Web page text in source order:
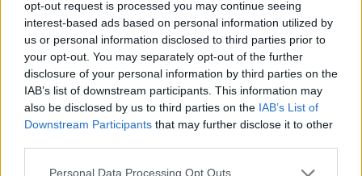
opt-out request is processed you may continue seeing
interest-based ads based on personal information utilized by
us or personal information disclosed to third parties prior to
your opt-out. You may separately opt-out of the further
disclosure of your personal information by third parties on the
IAB’s list of downstream participants. This information may
also be disclosed by us to third parties on the IAB’s List of
Downstream Participants that may further disclose it to other
Please note that this website/app uses one or more Google
Personal Data Processing Opt Outs
szenvedést okozó szenvedélyről, hanem sokkal
inkább a stabilitásról és a biztonságról szól.
Mindez lehetővé teszi az egymásnak
ellentmondó felfogás és a különféle hangnem
közötti váltásokat is. A harmadikbarátnő,
Rebecca újabb nézőpontot kínál: ő a